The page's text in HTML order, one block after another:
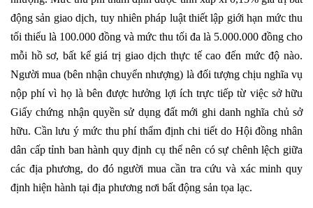
động sản giao dịch, tuy nhiên pháp luật thiết lập giới hạn mức thu
tối thiểu là 100.000 đồng và mức thu tối đa là 5.000.000 đồng cho
mỗi hồ sơ, bất kể giá trị giao dịch thực tế cao đến mức độ nào.
Người mua (bên nhận chuyển nhượng) là đối tượng chịu nghĩa vụ
nộp phí vì họ là bên được hưởng lợi ích trực tiếp từ việc sở hữu
Giấy chứng nhận quyền sử dụng đất mới ghi danh nghĩa chủ sở
hữu. Cần lưu ý mức thu phí thẩm định chi tiết do Hội đồng nhân
dân cấp tỉnh ban hành quy định cụ thể nên có sự chênh lệch giữa
các địa phương, do đó người mua cần tra cứu và xác minh quy
định hiện hành tại địa phương nơi bất động sản tọa lạc.